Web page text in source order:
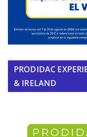
PRODIDAC
& IRELAND